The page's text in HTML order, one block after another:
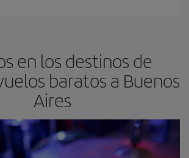
en los destinos de
baratos a Buenos
Aires